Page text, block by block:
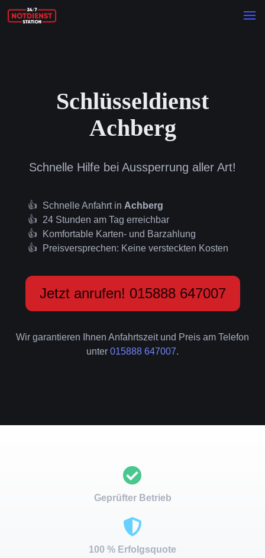
Schlüsseldienst
Achberg
Schnelle Hilfe bei Aussperrung aller Art!
Schnelle Anfahrt in Achberg
24 Stunden am Tag erreichbar
Komfortable Karten- und Barzahlung
Preisversprechen: Keine versteckten Kosten
Jetzt anrufen! 015888 647007
Wir garantieren Ihnen Anfahrtszeit und Preis am Telefon
unter 015888 647007.
Geprüfter Betrieb
100 % Erfolgsquote